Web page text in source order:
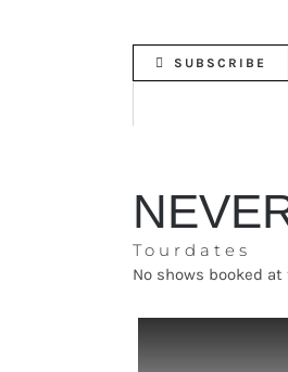
SUBSCRIBE
Tourdates
No shows booked